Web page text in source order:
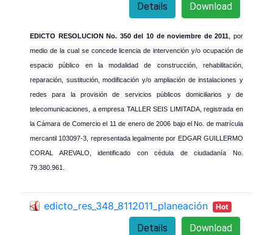
Download
Details
EDICTO RESOLUCION No. 350 del 10 de noviembre de 2011 , por
medio de la cual se concede licencia de intervención y/o ocupación de
espacio público en la modalidad de construcción, rehabilitación,
reparación, sustitución, modificación y/o ampliación de instalaciones y
redes para la provisión de servicios públicos domiciliarios y de
telecomunicaciones, a empresa TALLER SEIS LIMITADA, registrada en
la Cámara de Comercio el 11 de enero de 2006 bajo el No. de matrícula
mercantil 103097-3, representada legalmente por EDGAR GUILLERMO
CORAL AREVALO, identificado con cédula de ciudadanía No.
79.380.961.
edicto_res_348_8112011_planeación Hot
Download
Details